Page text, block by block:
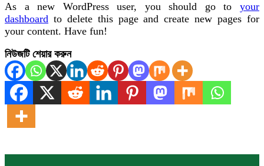
As a new WordPress user, you should go to your
dashboard to delete this page and create new pages for
your content. Have fun!
নিউজটি শেয়ার করুন